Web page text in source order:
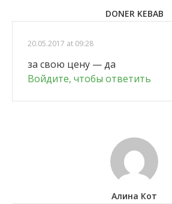
DONER KEBAB
20.05.2017 at 09:28
за свою цену — да
Войдите, чтобы ответить
Алина Кот